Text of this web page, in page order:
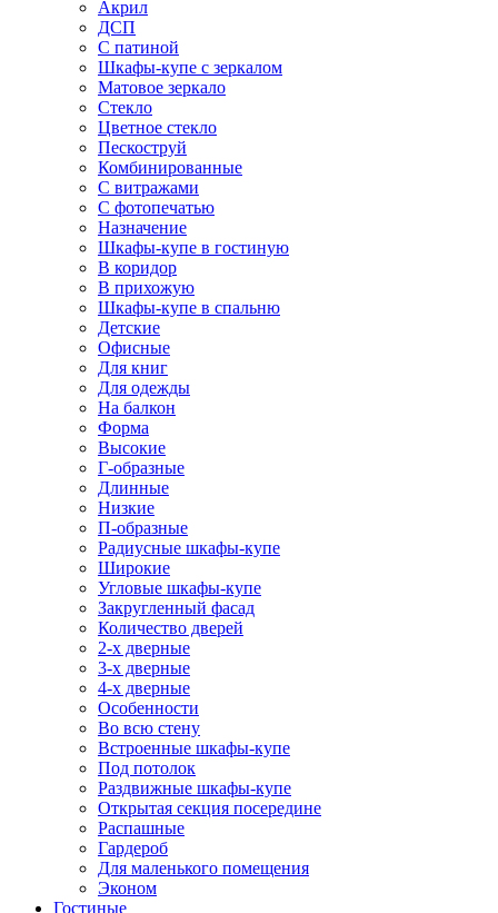
Акрил
ДСП
С патиной
Шкафы-купе с зеркалом
Матовое зеркало
Стекло
Цветное стекло
Пескоструй
Комбинированные
С витражами
С фотопечатью
Назначение
Шкафы-купе в гостиную
В коридор
В прихожую
Шкафы-купе в спальню
Детские
Офисные
Для книг
Для одежды
На балкон
Форма
Высокие
Г-образные
Длинные
Низкие
П-образные
Радиусные шкафы-купе
Широкие
Угловые шкафы-купе
Закругленный фасад
Количество дверей
2-х дверные
3-х дверные
4-х дверные
Особенности
Во всю стену
Встроенные шкафы-купе
Под потолок
Раздвижные шкафы-купе
Открытая секция посередине
Распашные
Гардероб
Для маленького помещения
Эконом
Гостиные